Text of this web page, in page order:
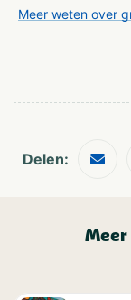
Meer weten over
Delen: